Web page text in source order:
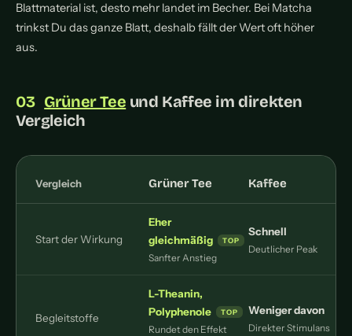
Blattmaterial ist, desto mehr landet im Becher. Bei Matcha
trinkst Du das ganze Blatt, deshalb fällt der Wert oft höher
aus.
Grüner Tee und Kaffee im direkten
Vergleich
Vergleich Grüner Tee Kaffee
Start der Wirkung
Eher
gleichmäßig
Sanfter Anstieg
Schnell
Deutlicher Peak
Begleitstoffe
L-Theanin,
Polyphenole
Rundet den Effekt
Weniger davon
Direkter Stimulans